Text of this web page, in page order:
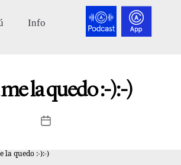
la quedo :-):-)
la quedo :-):-)